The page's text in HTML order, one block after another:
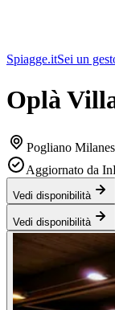
Spiagge.itSei un
Oplà
Pogliano
Aggiornato da
Vedi disponibilità
Vedi disponibilità